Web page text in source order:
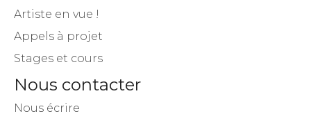
Artiste en vue !
Appels à projet
Stages et cours
Nous contacter
Nous écrire